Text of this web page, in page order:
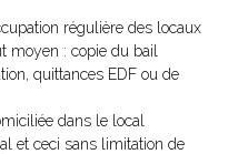
régulière des locaux
moyen : copie du bail
quittances EDF ou de
dans le local
et ceci sans limitation de